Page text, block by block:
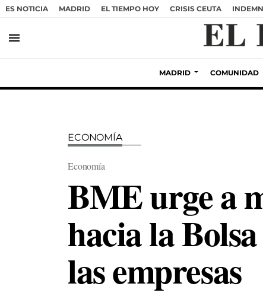
ES NOTICIA MADRID EL TIEMPO HOY CRISIS CEUTA
menu
MADRID COMUNIDAD
ECONOMÍA
Economía
BME urge a
hacia la
las empresas